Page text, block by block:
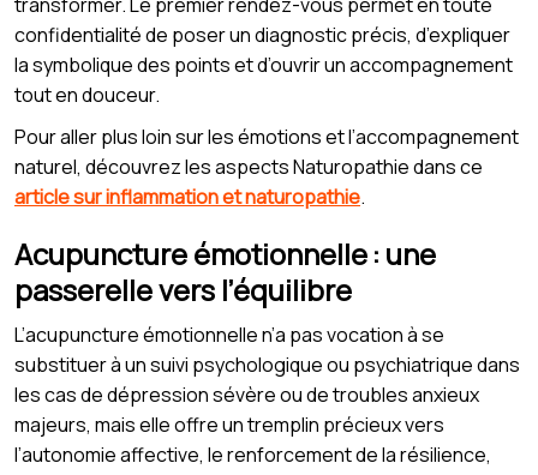
confidentialité de poser un diagnostic précis, d’expliquer
la symbolique des points et d’ouvrir un accompagnement
tout en douceur.
Pour aller plus loin sur les émotions et l’accompagnement
naturel, découvrez les aspects Naturopathie dans ce
article sur inflammation et naturopathie.
Acupuncture émotionnelle : une
passerelle vers l’équilibre
L’acupuncture émotionnelle n’a pas vocation à se
substituer à un suivi psychologique ou psychiatrique dans
les cas de dépression sévère ou de troubles anxieux
majeurs, mais elle offre un tremplin précieux vers
l’autonomie affective, le renforcement de la résilience,